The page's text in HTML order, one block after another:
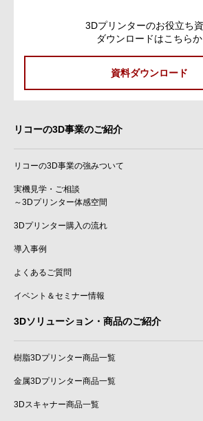
3Dプリンターのお役立ち
ダウンロードはこちらか
資料ダウンロード
リコーの3D事業のご紹介
リコーの3D事業の強みついて
実機見学・ご相談
～3Dプリンター体感空間
3Dプリンター購入の流れ
導入事例
よくあるご質問
イベント＆セミナー情報
3Dソリューション・商品のご紹介
樹脂3Dプリンター商品一覧
金属3Dプリンター商品一覧
3Dスキャナー商品一覧